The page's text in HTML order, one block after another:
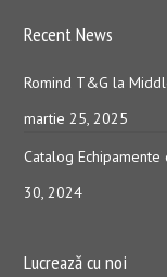
Recent News
Romind T&G la
martie 25, 2025
Catalog
30, 2024
Lucrează cu noi